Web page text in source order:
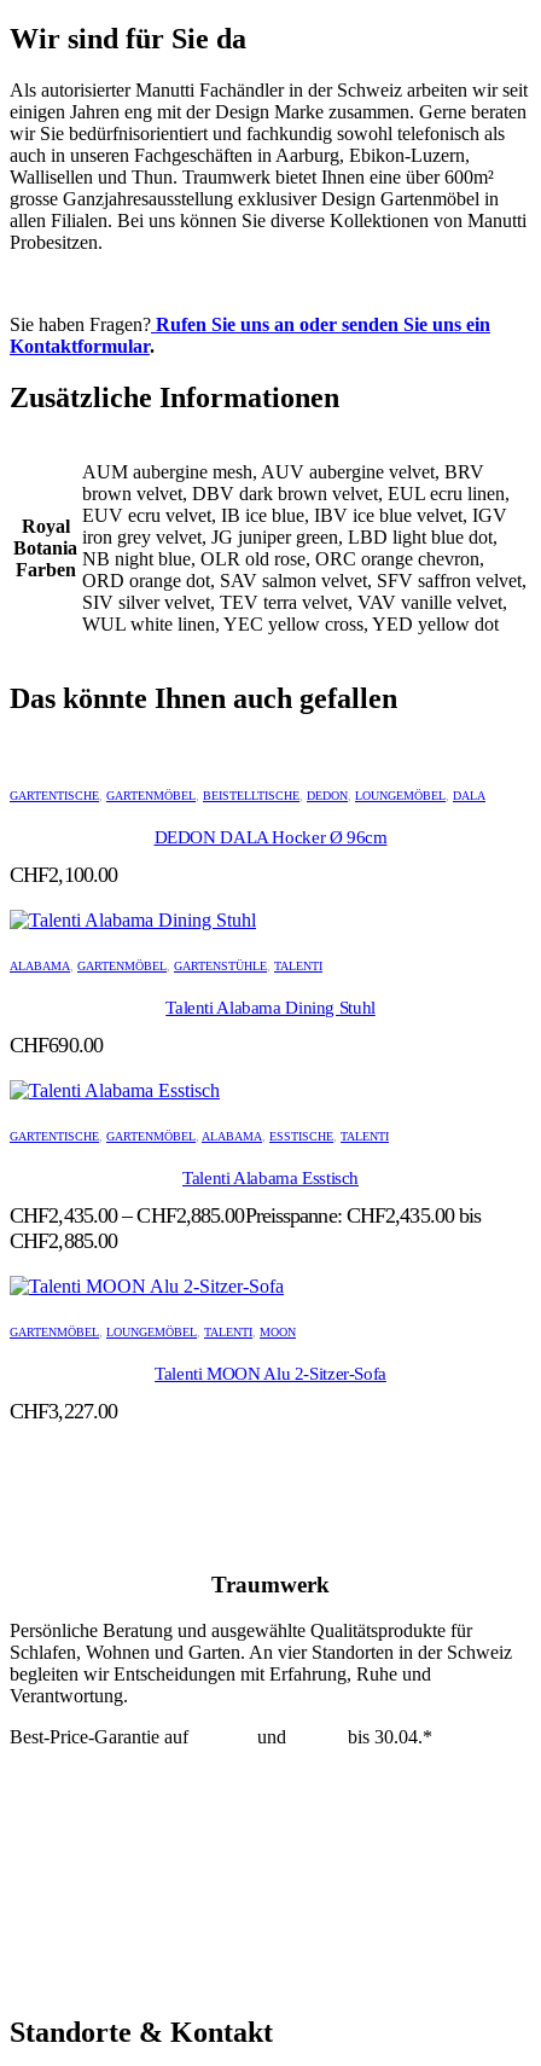
Wir sind für Sie da
Als autorisierter Manutti Fachändler in der Schweiz arbeiten wir seit
einigen Jahren eng mit der Design Marke zusammen. Gerne beraten
wir Sie bedürfnisorientiert und fachkundig sowohl telefonisch als
auch in unseren Fachgeschäften in Aarburg, Ebikon-Luzern,
Wallisellen und Thun. Traumwerk bietet Ihnen eine über 600m²
grosse Ganzjahresausstellung exklusiver Design Gartenmöbel in
allen Filialen. Bei uns können Sie diverse Kollektionen von Manutti
Probesitzen.
Sie haben Fragen? Rufen Sie uns an oder senden Sie uns ein
Kontaktformular.
Zusätzliche Informationen
Royal
Botania
Farben
AUM aubergine mesh, AUV aubergine velvet, BRV
brown velvet, DBV dark brown velvet, EUL ecru linen,
EUV ecru velvet, IB ice blue, IBV ice blue velvet, IGV
iron grey velvet, JG juniper green, LBD light blue dot,
NB night blue, OLR old rose, ORC orange chevron,
ORD orange dot, SAV salmon velvet, SFV saffron velvet,
SIV silver velvet, TEV terra velvet, VAV vanille velvet,
WUL white linen, YEC yellow cross, YED yellow dot
Das könnte Ihnen auch gefallen
GARTENTISCHE GARTENMÖBEL BEISTELLTISCHE DEDON LOUNGEMÖBEL DALA
DEDON DALA Hocker Ø 96cm
CHF2,100.00
ALABAMA GARTENMÖBEL GARTENSTÜHLE TALENTI
Talenti Alabama Dining Stuhl
CHF690.00
GARTENTISCHE GARTENMÖBEL ALABAMA ESSTISCHE TALENTI
Talenti Alabama Esstisch
CHF2,435.00 –CHF2,885.00Preisspanne: CHF2,435.00 bis
CHF2,885.00
GARTENMÖBEL LOUNGEMÖBEL TALENTI MOON
Talenti MOON Alu 2-Sitzer-Sofa
CHF3,227.00
Traumwerk
Persönliche Beratung und ausgewählte Qualitätsprodukte für
Schlafen, Wohnen und Garten. An vier Standorten in der Schweiz
begleiten wir Entscheidungen mit Erfahrung, Ruhe und
Verantwortung.
Best-Price-Garantie auf
und
bis 30.04.*
Standorte & Kontakt